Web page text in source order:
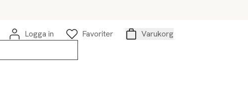
Logga in
Favoriter
Varukorg